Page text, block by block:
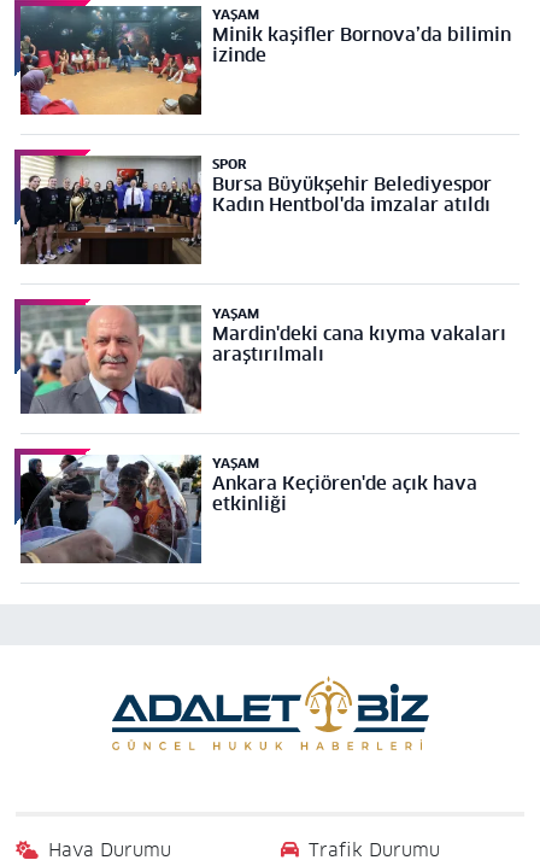
YAŞAM
Minik kaşifler Bornova’da bilimin
izinde
SPOR
Bursa Büyükşehir Belediyespor
Kadın Hentbol'da imzalar atıldı
YAŞAM
Mardin'deki cana kıyma vakaları
araştırılmalı
YAŞAM
Ankara Keçiören'de açık hava
etkinliği
Hava Durumu Trafik Durumu